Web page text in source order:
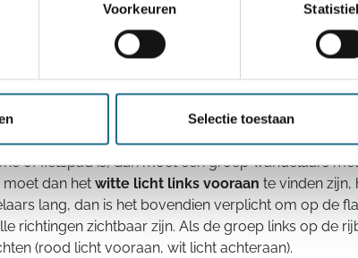
Voorkeuren
Selectie toestaan
in groep
regen of mist (zonder goede zichtbaarheid tot
de wegcodeverplicht verlichtzijn. De wetgever
maar je kiest vanzelfsprekend voor optimale
er – in deze volgorde – geen voetpad, vervolgens
of fietspad is, dan moet een groep wandelaars
moet dan het witte licht links vooraan te vinden zijn,
lang, dan is het bovendien verplicht om op de
richtingen zichtbaar zijn. Als de groep links op de
(rood licht vooraan, wit licht achteraan).